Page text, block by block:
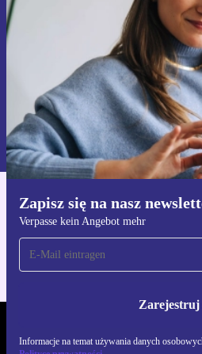
Zapisz się na nasz
Verpasse kein Angebot mehr
Zarejestruj
Informacje na temat używania danych
Zarejestruj
Informacje na temat używania danych
naszej
Polityce prywatności
Pobierz
Dla iOS i Android